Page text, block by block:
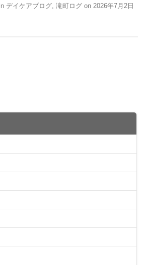
デイケアブログ, 滝町ログ on 2026年7月2日